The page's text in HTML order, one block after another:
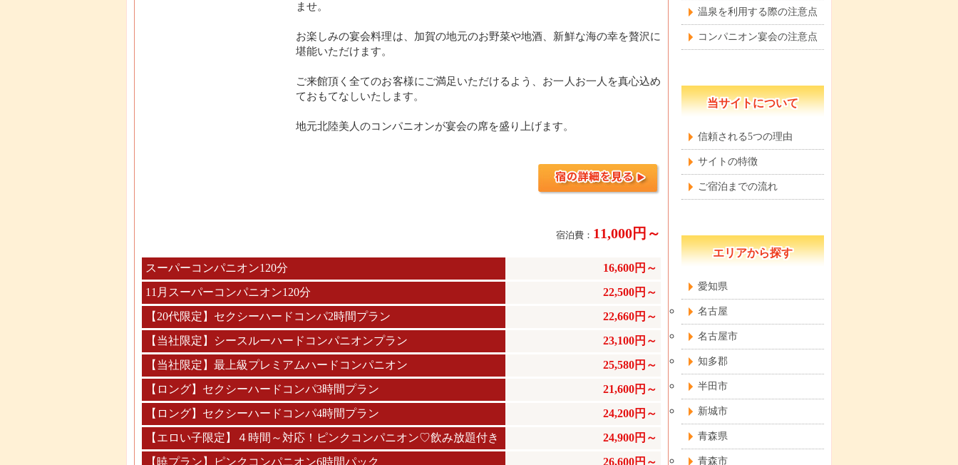
ませ。
お楽しみの宴会料理は、加賀の地元のお野菜や地酒、新鮮な海の幸を贅沢に
堪能いただけます。
ご来館頂く全てのお客様にご満足いただけるよう、お一人お一人を真心込め
ておもてなしいたします。
地元北陸美人のコンパニオンが宴会の席を盛り上げます。
宿泊費： 11,000円～
スーパーコンパニオン120分
16,600円～
11月スーパーコンパニオン120分
22,500円～
【20代限定】セクシーハードコンパ2時間プラン
22,660円～
【当社限定】シースルーハードコンパニオンプラン
23,100円～
【当社限定】最上級プレミアムハードコンパニオン
25,580円～
【ロング】セクシーハードコンパ3時間プラン
21,600円～
【ロング】セクシーハードコンパ4時間プラン
24,200円～
【エロい子限定】４時間～対応！ピンクコンパニオン♡飲み放題付き
24,900円～
【暁プラン】ピンクコンパニオン6時間パック
26,600円～
温泉を利用する際の注意点
コンパニオン宴会の注意点
当サイトについて
信頼される5つの理由
サイトの特徴
ご宿泊までの流れ
エリアから探す
愛知県
名古屋
名古屋市
知多郡
半田市
新城市
青森県
青森市